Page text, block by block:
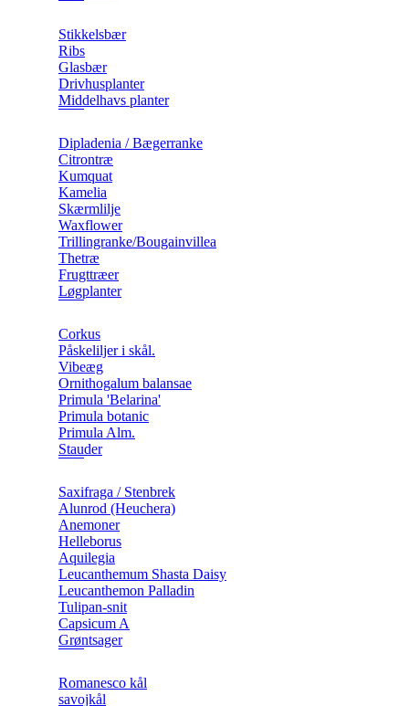
Stikkelsbær
Ribs
Glasbær
Drivhusplanter
Middelhavs planter
Dipladenia / Bægerranke
​Citrontræ
Kumquat
​Kamelia
Skærmlilje
Waxflower
​Trillingranke/Bougainvillea
Thetræ
Frugttræer
Løgplanter
Corkus
Påskeliljer i skål.
Vibeæg
Ornithogalum balansae
Primula 'Belarina'
Primula botanic
Primula Alm.
Stauder
Saxifraga / Stenbrek
Alunrod (Heuchera)
Anemoner
Helleborus
Aquilegia
Leucanthemum Shasta Daisy
Leucanthemon Palladin
Tulipan-snit
Capsicum A
Grøntsager
Romanesco kål
savojkål